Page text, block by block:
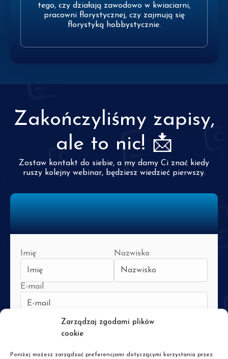
Zarządzaj zgodami plików
cookie
Poniżej możesz zarządzać preferencjami dotyczącymi korzystania przez
tego, czy działają zawodowo w kwiaciarni,
pracowni florystycznej, czy zajmują się
florystyką hobbystycznie.
Zakończyliśmy zapisy,
ale to nic! 📩
Zostaw kontakt do siebie, a my damy Ci znać kiedy
ruszy kolejny webinar, będziesz wiedzieć pierwszy.
Imię Nazwisko
E-mail
Nr kierunkowy Nr telefonu